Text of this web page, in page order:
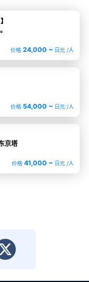
价格 24,000 ~ 日元 /人
价格 54,000 ~ 日元 /人
京塔
价格 41,000 ~ 日元 /人